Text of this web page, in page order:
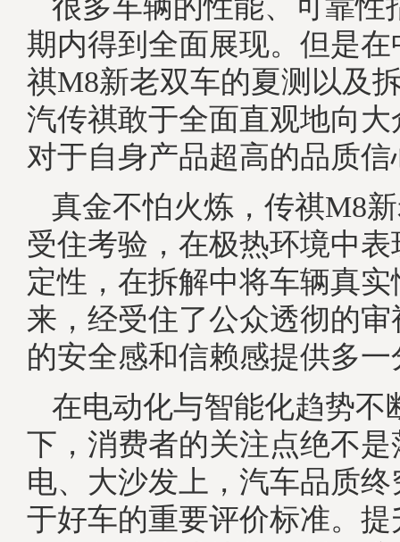
期内得到全面展现。但是
祺M8新老双车的夏测以及
汽传祺敢于全面直观地向
对于自身产品超高的品质信
真金不怕火炼，传祺M8
受住考验，在极热环境中
定性，在拆解中将车辆真
来，经受住了公众透彻的
的安全感和信赖感提供多
在电动化与智能化趋势不
下，消费者的关注点绝不
电、大沙发上，汽车品质
于好车的重要评价标准。